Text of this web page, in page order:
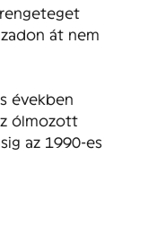
át nem
években
ólmozott
az 1990-es